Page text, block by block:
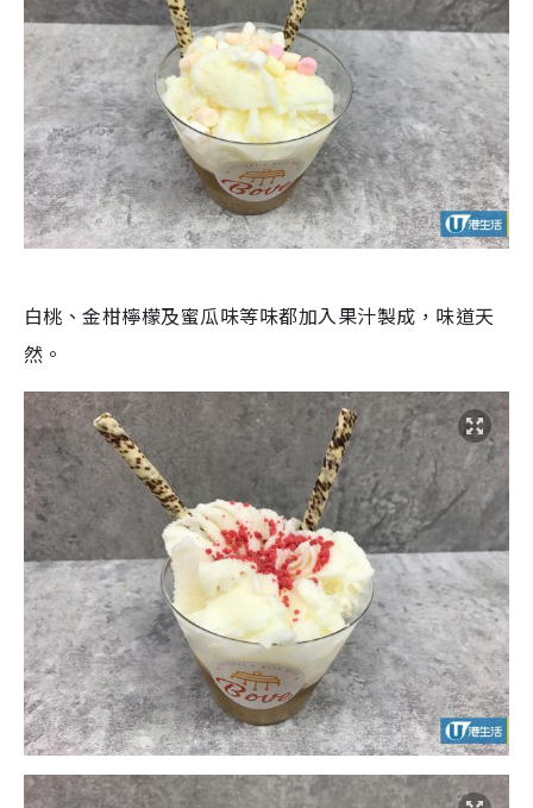
白桃、金柑檸檬及蜜瓜味等味都加入果汁製成，味道天
然。